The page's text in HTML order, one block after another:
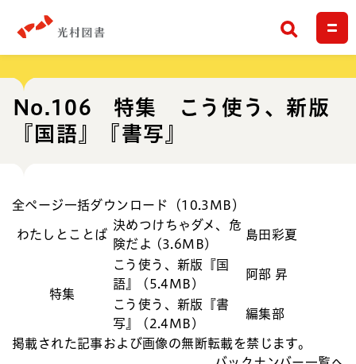
検索
No.106 特集 こう使う、新版
『国語』『書写』
全ページ一括ダウンロード（10.3MB）
わたしとことば
決めつけちゃダメ、危
険だよ (3.6MB)
島田彩夏
特集
こう使う、新版『国
語』 (5.4MB)
阿部 昇
こう使う、新版『書
写』 (2.4MB)
編集部
掲載された記事および画像の無断転載を禁じます。